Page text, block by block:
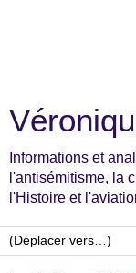
Informations et
l'antisémitisme, la
l'Histoire et